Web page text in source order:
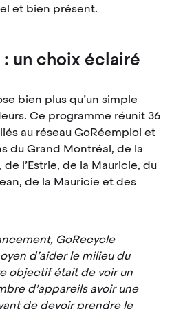
et bien présent.
un choix éclairé
bien plus qu’un simple
Ce programme réunit 36
au réseau GoRéemploi et
du Grand Montréal, de la
l’Estrie, de la Mauricie, du
de la Mauricie et des
GoRecycle
d’aider le milieu du
objectif était de voir un
d’appareils avoir une
de devoir prendre le